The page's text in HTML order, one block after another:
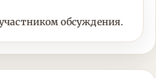
обсуждения.